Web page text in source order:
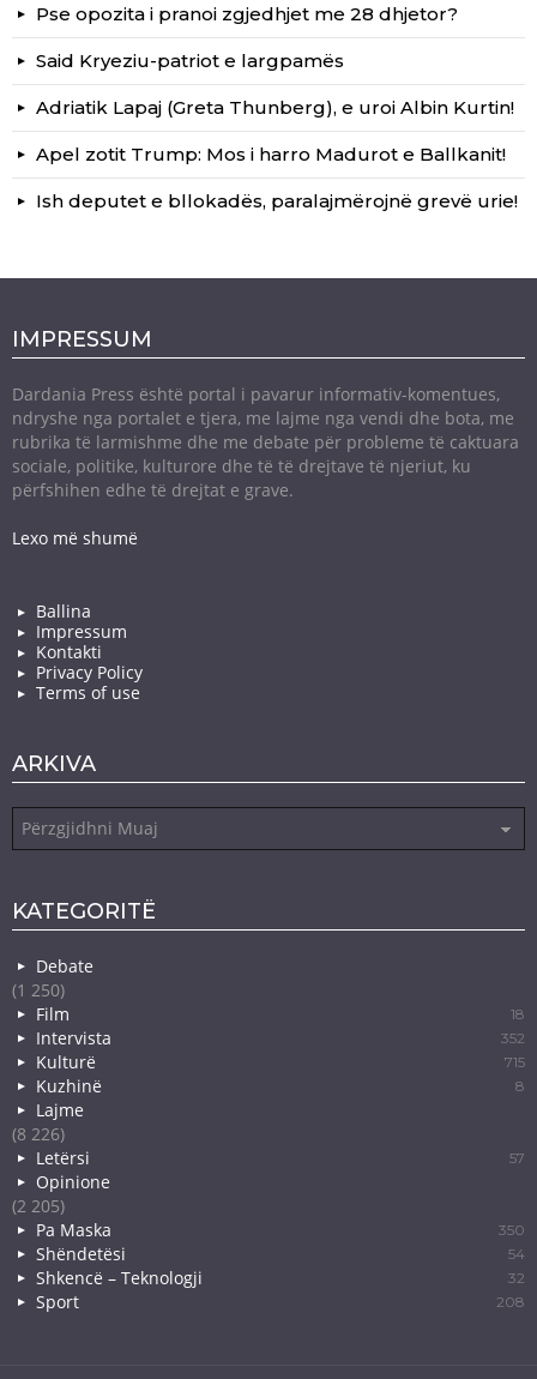
Pse opozita i pranoi zgjedhjet me 28 dhjetor?
Said Kryeziu-patriot e largpamës
Adriatik Lapaj (Greta Thunberg), e uroi Albin Kurtin!
Apel zotit Trump: Mos i harro Madurot e Ballkanit!
Ish deputet e bllokadës, paralajmërojnë grevë urie!
IMPRESSUM
Dardania Press është portal i pavarur informativ-komentues,
ndryshe nga portalet e tjera, me lajme nga vendi dhe bota, me
rubrika të larmishme dhe me debate për probleme të caktuara
sociale, politike, kulturore dhe të të drejtave të njeriut, ku
përfshihen edhe të drejtat e grave.
Lexo më shumë
Ballina
Impressum
Kontakti
Privacy Policy
Terms of use
ARKIVA
KATEGORITË
Debate
(1 250)
Film
18
Intervista 352
Kulturë 715
Kuzhinë 8
Lajme
(8 226)
Letërsi
57
Opinione
(2 205)
Pa Maska
350
Shëndetësi 54
Shkencë – Teknologji 32
Sport 208